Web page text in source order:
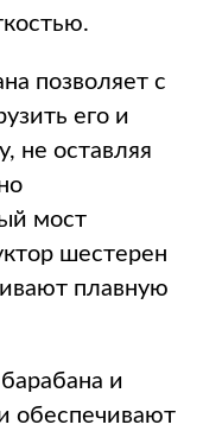
позволяет с
его и
не оставляя
мост
шестерен
плавную
и
обеспечивают